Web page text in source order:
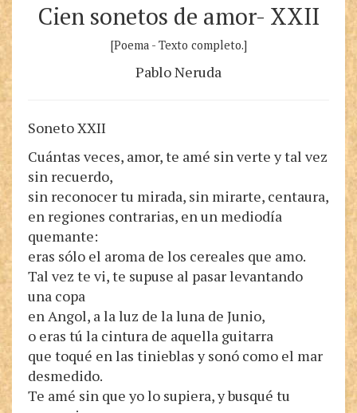
Cien sonetos de amor- XXII
[Poema - Texto completo.]
Pablo Neruda
Soneto XXII
Cuántas veces, amor, te amé sin verte y tal vez
sin recuerdo,
sin reconocer tu mirada, sin mirarte, centaura,
en regiones contrarias, en un mediodía
quemante:
eras sólo el aroma de los cereales que amo.
Tal vez te vi, te supuse al pasar levantando
una copa
en Angol, a la luz de la luna de Junio,
o eras tú la cintura de aquella guitarra
que toqué en las tinieblas y sonó como el mar
desmedido.
Te amé sin que yo lo supiera, y busqué tu